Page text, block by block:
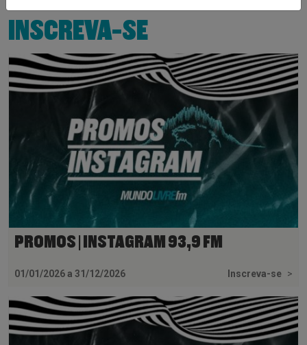
INSCREVA-SE
PROMOS | INSTAGRAM 93,9 FM
01/01/2026 a 31/12/2026 Inscreva-se >